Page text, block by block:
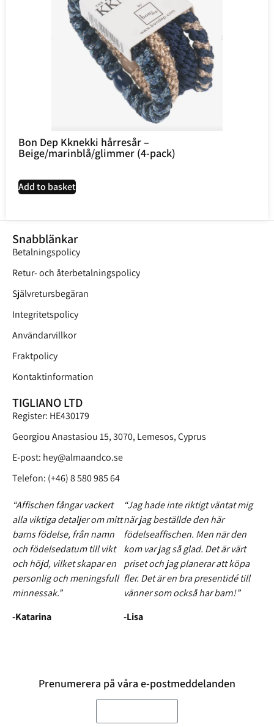
Bon Dep Kknekki hårresår –
Beige/marinblå/glimmer (4-pack)
Add to basket
Snabblänkar
Betalningspolicy
Retur- och återbetalningspolicy
Självretursbegäran
Integritetspolicy
Användarvillkor
Fraktpolicy
Kontaktinformation
TIGLIANO LTD
Register: HE430179
Georgiou Anastasiou 15, 3070, Lemesos, Cyprus
E-post: hey@almaandco.se
Telefon: (+46) 8 580 985 64
“Affischen fångar vackert
alla viktiga detaljer om mitt
barns födelse, från namn
och födelsedatum till vikt
och höjd, vilket skapar en
personlig och meningsfull
minnessak.”
-Katarina
“Jag hade inte riktigt väntat mig
när jag beställde den här
födelseaffischen. Men när den
kom var jag så glad. Det är värt
priset och jag planerar att köpa
fler. Det är en bra presentidé till
vänner som också har barn!”
-Lisa
Prenumerera på våra e-postmeddelanden
E-post